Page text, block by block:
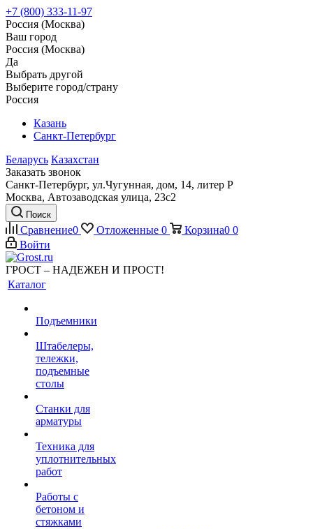
+7 (800) 333-11-97
Россия (Москва)
Ваш город
Россия (Москва)
Да
Выбрать другой
Выберите город/страну
Россия
Казань
Санкт-Петербург
Беларусь Казахстан
Заказать звонок
Санкт-Петербург, ул.Чугунная, дом, 14, литер Р
Москва, Автозаводская улица, 23с2
Поиск
Сравнение0 Отложенные 0 Корзина0 0
Войти
ГРОСТ – НАДЕЖЕН И ПРОСТ!
Каталог
Подъемники
Штабелеры,
тележки,
подъемные
столы
Станки для
арматуры
Техника для
уплотнительных
работ
Работы с
бетоном и
стяжками